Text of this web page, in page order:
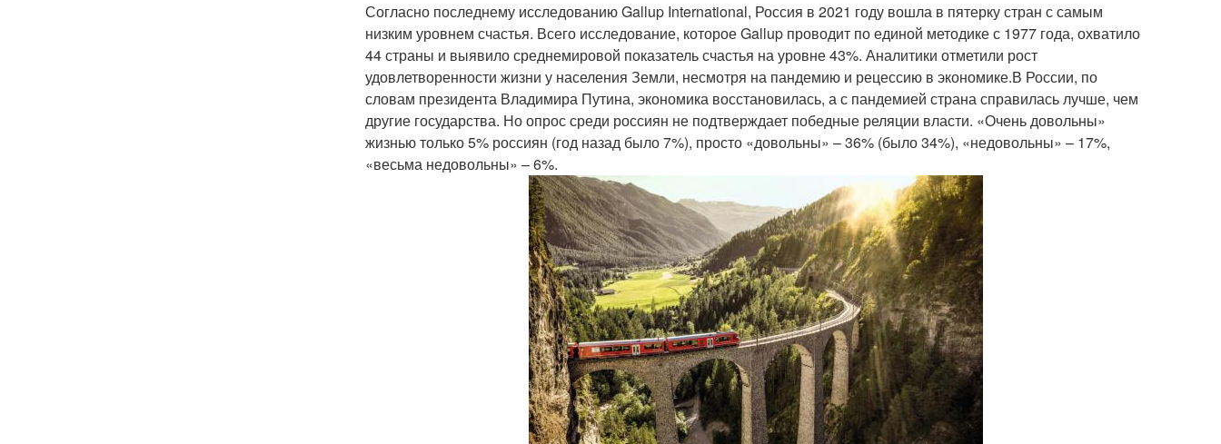
Согласно последнему исследованию Gallup International, Россия в 2021 году вошла в пятерку стран с самым
низким уровнем счастья. Всего исследование, которое Gallup проводит по единой методике с 1977 года, охватило
44 страны и выявило среднемировой показатель счастья на уровне 43%. Аналитики отметили рост
удовлетворенности жизни у населения Земли, несмотря на пандемию и рецессию в экономике.В России, по
словам президента Владимира Путина, экономика восстановилась, а с пандемией страна справилась лучше, чем
другие государства. Но опрос среди россиян не подтверждает победные реляции власти. «Очень довольны»
жизнью только 5% россиян (год назад было 7%), просто «довольны» – 36% (было 34%), «недовольны» – 17%,
«весьма недовольны» – 6%.